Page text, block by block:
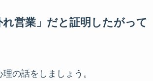
れ営業」だと証明したがって
の話をしましょう。